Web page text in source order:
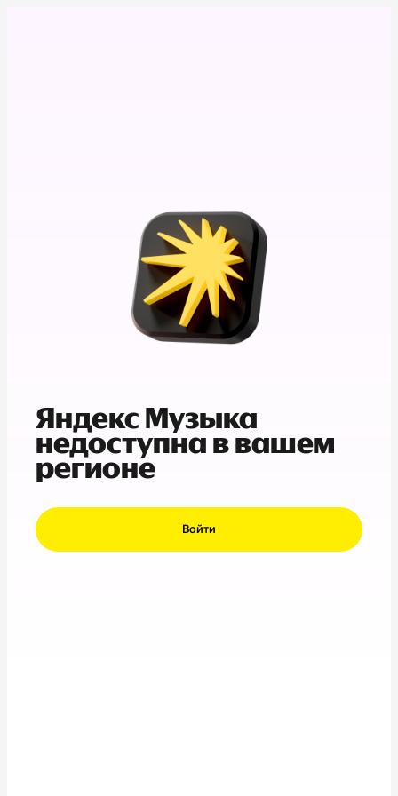
Яндекс Музыка
недоступна в вашем
регионе
Войти